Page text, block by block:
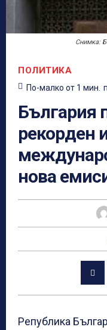
Снимка:
ПОЛИТИКА
По-малко от 1 мин.
България
рекорден
нова
Република